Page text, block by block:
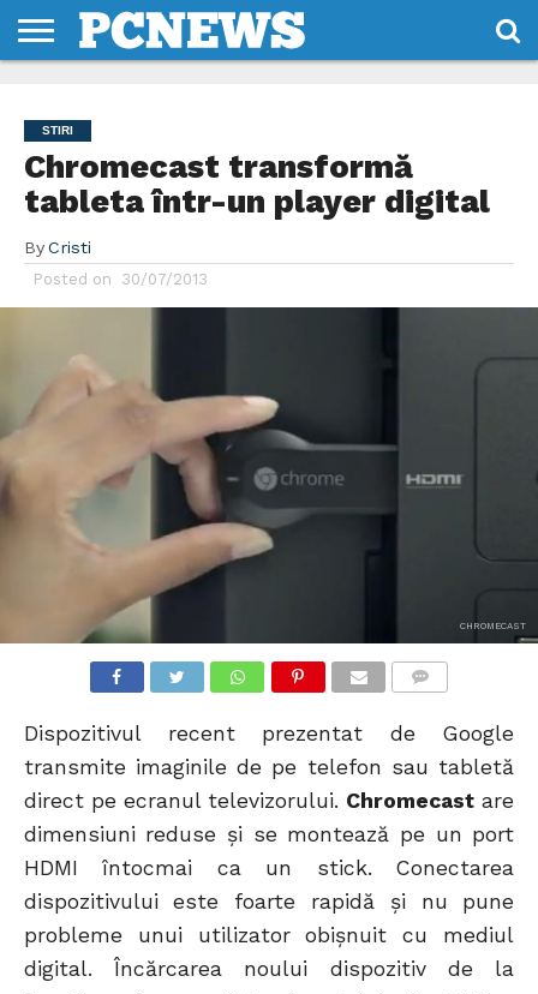
NOI
SI
CONDITII
STIRI
Chromecast transformă
tableta într-un player digital
By Cristi
Posted on 30/07/2013
CHROMECAST
Dispozitivul recent prezentat de Google
transmite imaginile de pe telefon sau tabletă
direct pe ecranul televizorului. Chromecast are
dimensiuni reduse și se montează pe un port
HDMI întocmai ca un stick. Conectarea
dispozitivului este foarte rapidă și nu pune
probleme unui utilizator obișnuit cu mediul
digital. Încărcarea noului dispozitiv de la